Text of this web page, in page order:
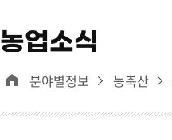
농업소식
분야별정보 농축산